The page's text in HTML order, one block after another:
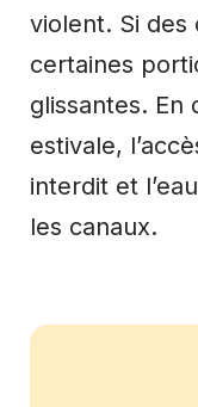
violent. Si des
certaines
glissantes.
estivale,
interdit et
les canaux.